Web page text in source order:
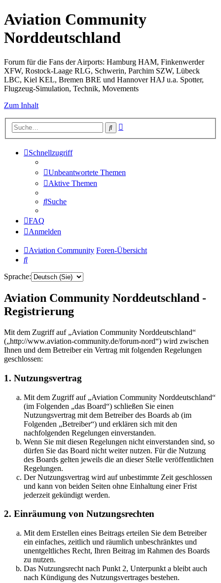
Aviation Community
Norddeutschland
Forum für die Fans der Airports: Hamburg HAM, Finkenwerder
XFW, Rostock-Laage RLG, Schwerin, Parchim SZW, Lübeck
LBC, Kiel KEL, Bremen BRE und Hannover HAJ u.a. Spotter,
Flugzeug-Simulation, Technik, Movements
Zum Inhalt
Suche
Schnellzugriff
Unbeantwortete Themen
Aktive Themen
Suche
FAQ
Anmelden
Aviation Community Foren-Übersicht
Suche
Sprache:
Aviation Community Norddeutschland -
Registrierung
Mit dem Zugriff auf „Aviation Community Norddeutschland“
(„http://www.aviation-community.de/forum-nord“) wird zwischen
Ihnen und dem Betreiber ein Vertrag mit folgenden Regelungen
geschlossen:
1. Nutzungsvertrag
Mit dem Zugriff auf „Aviation Community Norddeutschland“
(im Folgenden „das Board“) schließen Sie einen
Nutzungsvertrag mit dem Betreiber des Boards ab (im
Folgenden „Betreiber“) und erklären sich mit den
nachfolgenden Regelungen einverstanden.
Wenn Sie mit diesen Regelungen nicht einverstanden sind, so
dürfen Sie das Board nicht weiter nutzen. Für die Nutzung
des Boards gelten jeweils die an dieser Stelle veröffentlichten
Regelungen.
Der Nutzungsvertrag wird auf unbestimmte Zeit geschlossen
und kann von beiden Seiten ohne Einhaltung einer Frist
jederzeit gekündigt werden.
2. Einräumung von Nutzungsrechten
Mit dem Erstellen eines Beitrags erteilen Sie dem Betreiber
ein einfaches, zeitlich und räumlich unbeschränktes und
unentgeltliches Recht, Ihren Beitrag im Rahmen des Boards
zu nutzen.
Das Nutzungsrecht nach Punkt 2, Unterpunkt a bleibt auch
nach Kündigung des Nutzungsvertrages bestehen.